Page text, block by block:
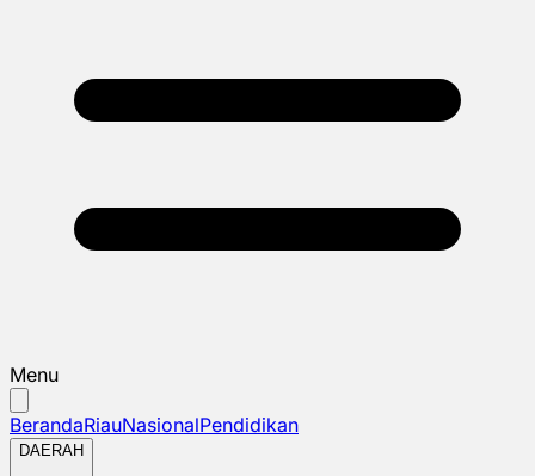
Menu
BerandaRiauNasionalPendidikan
DAERAH